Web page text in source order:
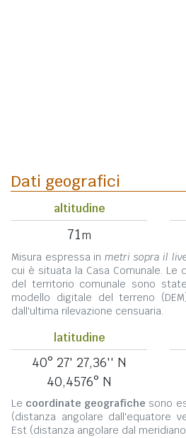
Dati geografici
altitudine
71m
Misura espressa in metri sopra il
cui è situata la Casa Comunale. Le
del territorio comunale sono
modello digitale del terreno
dall'ultima rilevazione censuaria.
latitudine
40° 27' 27,36'' N
40,4576° N
Le coordinate geografiche sono
(distanza angolare dall'equatore
Est (distanza angolare dal